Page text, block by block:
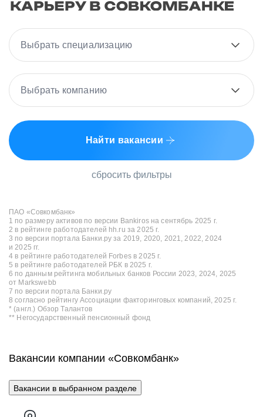
Выбрать специализацию
Выбрать компанию
Найти вакансии
сбросить фильтры
ПАО «Совкомбанк»
1 по размеру активов по версии Bankiros на сентябрь 2025 г.
2 в рейтинге работодателей hh.ru за 2025 г.
3 по версии портала Банки.ру за 2019, 2020, 2021, 2022, 2024
и 2025 гг.
4 в рейтинге работодателей Forbes в 2025 г.
5 в рейтинге работодателей РБК в 2025 г.
6 по данным рейтинга мобильных банков России 2023, 2024, 2025
от Markswebb
7 по версии портала Банки.ру
8 согласно рейтингу Ассоциации факторинговых компаний, 2025 г.
* (англ.) Обзор Талантов
** Негосударственный пенсионный фонд
Вакансии компании «Совкомбанк»
Вакансии в выбранном разделе